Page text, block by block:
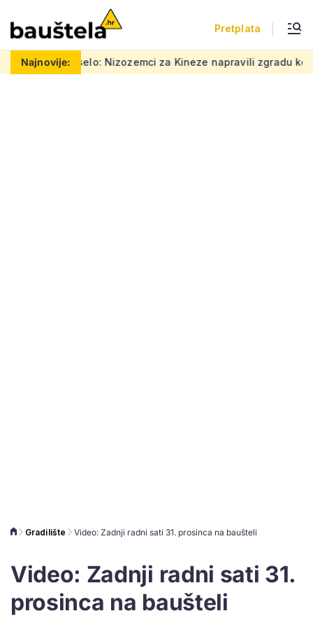
Pretplata
Najnovije:
Nizozemci za Kineze napravili zgradu koja pomiče
Gradilište Video: Zadnji radni sati 31. prosinca na baušteli
Video: Zadnji radni sati 31.
prosinca na baušteli